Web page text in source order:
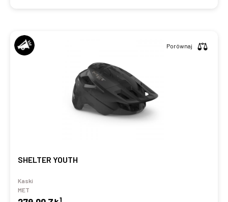
SHELTER YOUTH
Kaski
MET
1
Porównaj